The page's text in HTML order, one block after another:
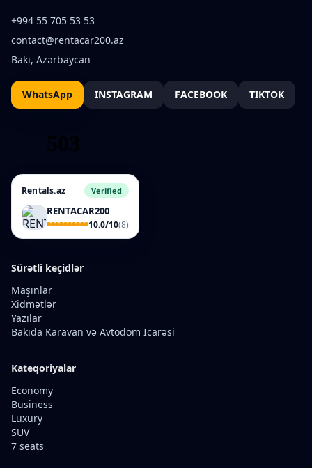
+994 55 705 53 53
contact@rentacar200.az
Bakı, Azərbaycan
WhatsApp INSTAGRAM FACEBOOK TIKTOK
Rentals.az Verified
RENTACAR200
10.0/10(8)
Sürətli keçidlər
Maşınlar
Xidmətlər
Yazılar
Bakıda Karavan və Avtodom İcarəsi
Kateqoriyalar
Economy
Business
Luxury
SUV
7 seats